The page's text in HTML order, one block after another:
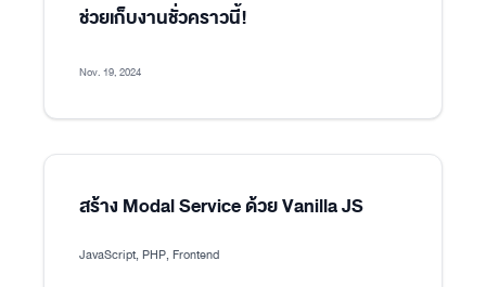
ช่วยเก็บงานชั่วคราวนี้!
Nov. 19, 2024
สร้าง Modal Service ด้วย Vanilla JS
JavaScript, PHP, Frontend